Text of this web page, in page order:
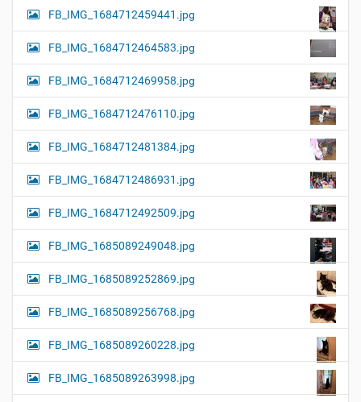
FB_IMG_1684712459441.jpg
FB_IMG_1684712464583.jpg
FB_IMG_1684712469958.jpg
FB_IMG_1684712476110.jpg
FB_IMG_1684712481384.jpg
FB_IMG_1684712486931.jpg
FB_IMG_1684712492509.jpg
FB_IMG_1685089249048.jpg
FB_IMG_1685089252869.jpg
FB_IMG_1685089256768.jpg
FB_IMG_1685089260228.jpg
FB_IMG_1685089263998.jpg